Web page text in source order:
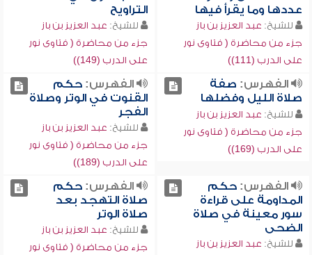
عددها وما يقرأ فيها
للشيخ: عبد العزيز بن باز
جزء من محاضرة ( فتاوى نور
على الدرب (111))
التراويح
للشيخ: عبد العزيز بن باز
جزء من محاضرة ( فتاوى نور
على الدرب (149))
الفهرس: صفة
صلاة الليل وفضلها
للشيخ: عبد العزيز بن باز
جزء من محاضرة ( فتاوى نور
على الدرب (169))
الفهرس:حكم
القنوت في الوتر وصلاة
الفجر
للشيخ: عبد العزيز بن باز
جزء من محاضرة ( فتاوى نور
على الدرب (189))
الفهرس:حكم
المداومة على قراءة
سور معينة في صلاة
الضحى
للشيخ: عبد العزيز بن باز
الفهرس:حكم
صلاة التهجد بعد
صلاة الوتر
للشيخ: عبد العزيز بن باز
جزء من محاضرة ( فتاوى نور